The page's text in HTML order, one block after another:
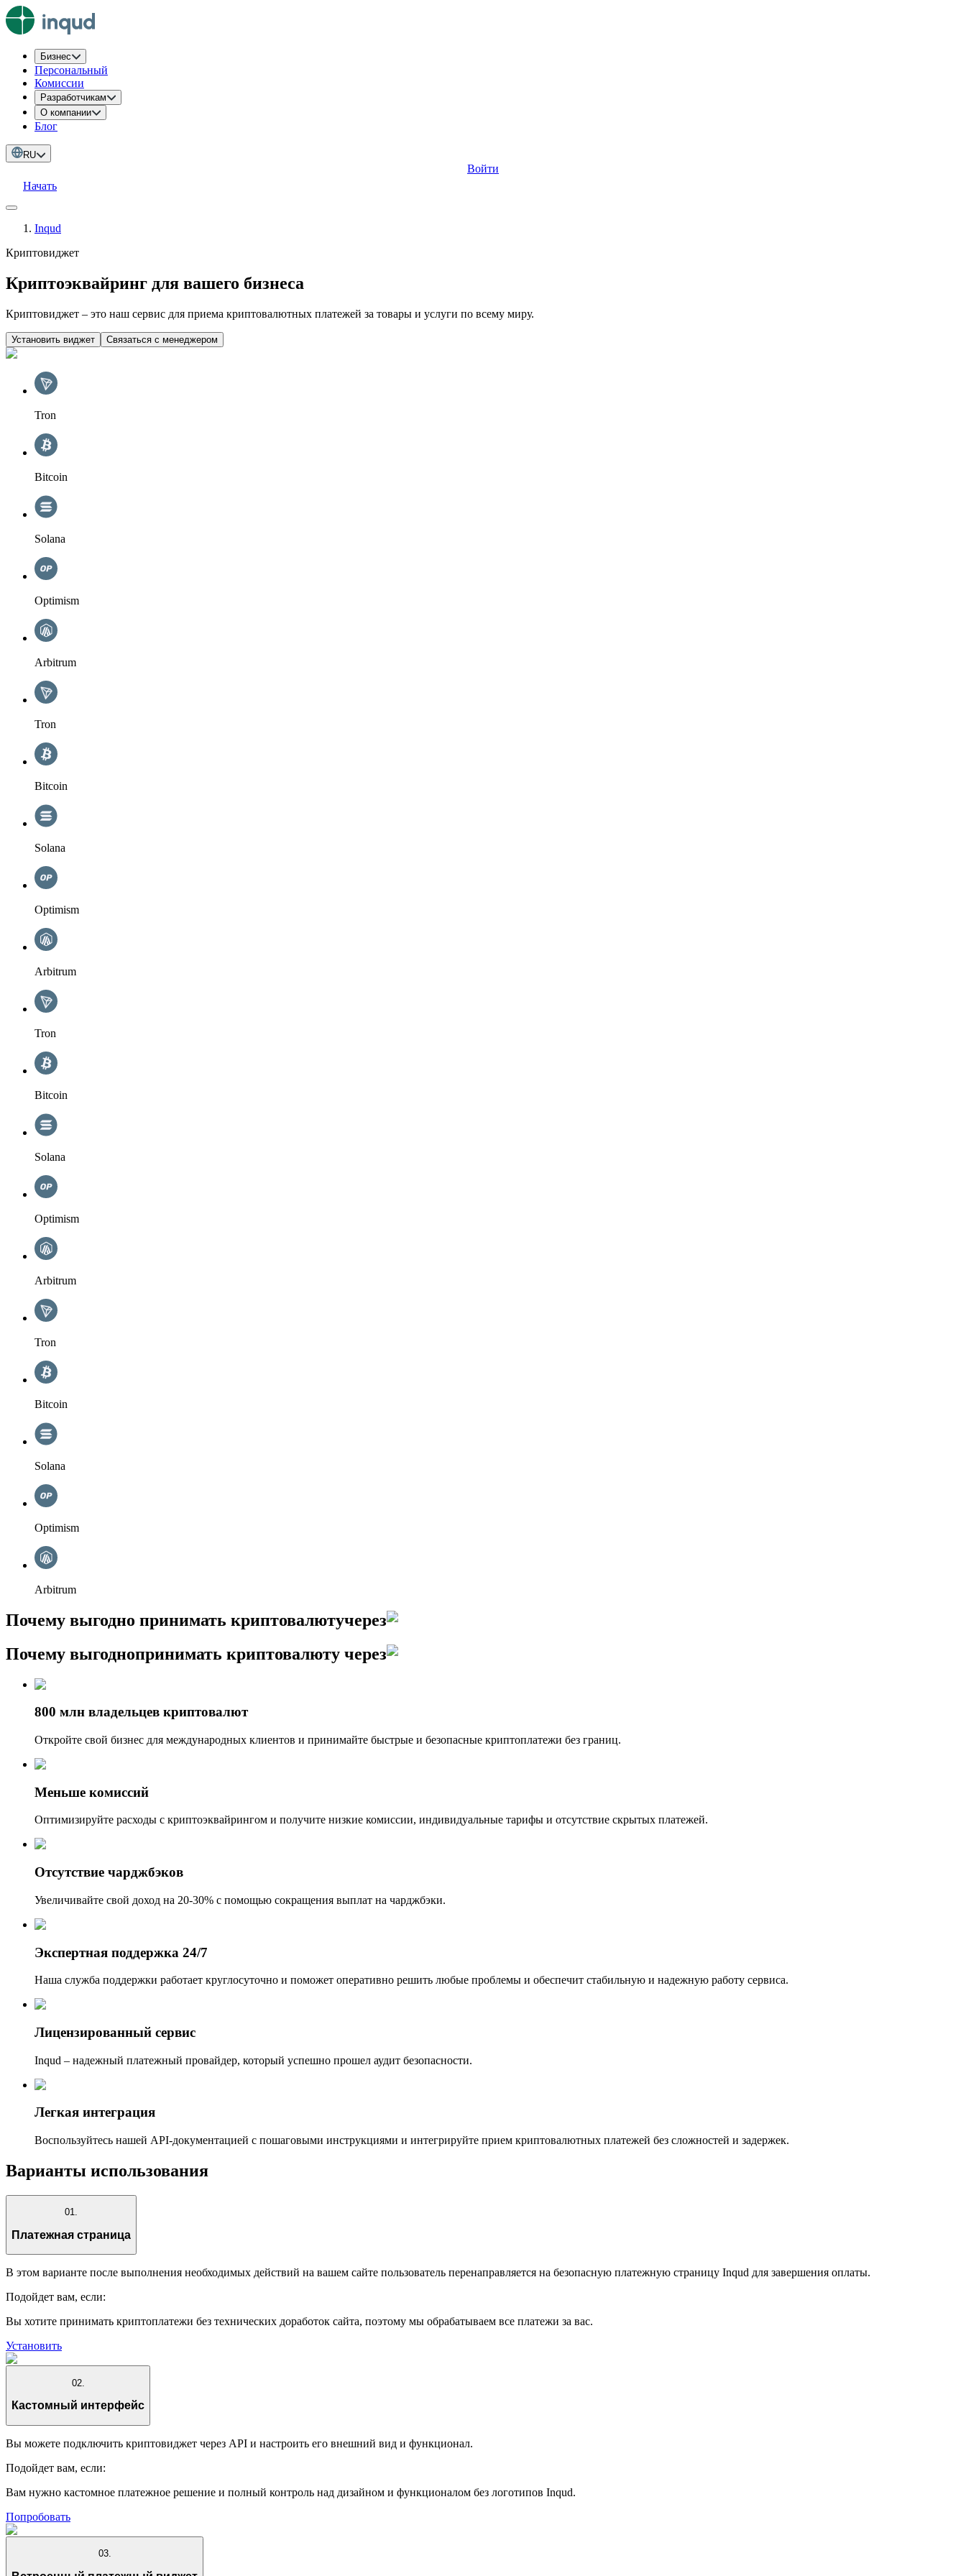
Бизнес
Персональный
Комиссии
Разработчикам
О компании
Блог
RU
Войти
Начать
Inqud
Криптовиджет
Криптоэквайринг для вашего бизнеса
Криптовиджет – это наш сервис для приема криптовалютных платежей за товары и услуги по всему миру.
Установить виджет Связаться с менеджером
Tron
Bitcoin
Solana
Optimism
Arbitrum
Tron
Bitcoin
Solana
Optimism
Arbitrum
Tron
Bitcoin
Solana
Optimism
Arbitrum
Tron
Bitcoin
Solana
Optimism
Arbitrum
Почему выгодно принимать криптовалютучерез
Почему выгоднопринимать криптовалюту через
800 млн владельцев криптовалют
Откройте свой бизнес для международных клиентов и принимайте быстрые и безопасные криптоплатежи без границ.
Меньше комиссий
Оптимизируйте расходы с криптоэквайрингом и получите низкие комиссии, индивидуальные тарифы и отсутствие скрытых платежей.
Отсутствие чарджбэков
Увеличивайте свой доход на 20-30% с помощью сокращения выплат на чарджбэки.
Экспертная поддержка 24/7
Наша служба поддержки работает круглосуточно и поможет оперативно решить любые проблемы и обеспечит стабильную и надежную работу сервиса.
Лицензированный сервис
Inqud – надежный платежный провайдер, который успешно прошел аудит безопасности.
Легкая интеграция
Воспользуйтесь нашей API-документацией с пошаговыми инструкциями и интегрируйте прием криптовалютных платежей без сложностей и задержек.
Варианты использования
01.
Платежная страница
В этом варианте после выполнения необходимых действий на вашем сайте пользователь перенаправляется на безопасную платежную страницу Inqud для завершения оплаты.
Подойдет вам, если:
Вы хотите принимать криптоплатежи без технических доработок сайта, поэтому мы обрабатываем все платежи за вас.
Установить
02.
Кастомный интерфейс
Вы можете подключить криптовиджет через API и настроить его внешний вид и функционал.
Подойдет вам, если:
Вам нужно кастомное платежное решение и полный контроль над дизайном и функционалом без логотипов Inqud.
Попробовать
03.